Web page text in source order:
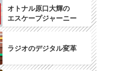
オトナル原口大輝の
エスケープジャーニー
ラジオのデジタル変革